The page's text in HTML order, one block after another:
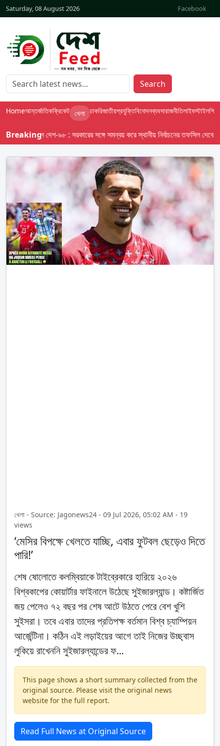
Saturday, 08 August 2026 Facebook
Search
Homeআন্তর্জাতিকক্রিকেট খেলা চাকরিজাতীয়প্রযুক্তিবিনোদনব্যবসারাজনীতিলাইফস্টাইলশিক্ষা
Breaking
বাসস দেশ-৯৮ : সরকারের সঙ্গে সমন্বয় করে স্থানীয় নির্বাচনের তফসিল দেবে
খেলা - Source: Jagonews24 - 09 Jul 2026, 05:02 AM - 19
views
‘মেসির বিপক্ষে খেলতে যাচ্ছি, এবার ফুটবল ছেড়েও দিতে
পারি!’
শেষ ষোলোতে কলম্বিয়াকে টাইব্রেকারে হারিয়ে ২০২৬
বিশ্বকাপের কোয়ার্টার ফাইনালে উঠেছে সুইজারল্যান্ড। কষ্টার্জিত
জয় পেলেও ৭২ বছর পর শেষ আটে উঠতে পেরে বেশ খুশি
সুইসরা। তবে এবার তাদের প্রতিপক্ষ বর্তমান বিশ্ব চ্যাম্পিয়ন
আর্জেন্টিনা। কঠিন এই লড়াইয়ের আগে তাই নিজের উচ্ছ্বাস
লুকিয়ে রাখেননি সুইজারল্যান্ডের ফ...
This page shows a short summary collected from the
original source. Please visit the original news
website for the full report.
Read Full News at Original Source